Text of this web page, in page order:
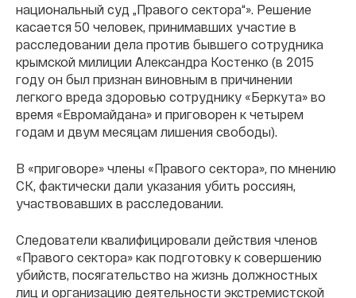
национальный суд „Правого сектора“». Решение
касается 50 человек, принимавших участие в
расследовании дела против бывшего сотрудника
крымской милиции Александра Костенко (в 2015
году он был признан виновным в причинении
легкого вреда здоровью сотруднику «Беркута» во
время «Евромайдана» и приговорен к четырем
годам и двум месяцам лишения свободы).
В «приговоре» члены «Правого сектора», по мнению
СК, фактически дали указания убить россиян,
участвовавших в расследовании.
Следователи квалифицировали действия членов
«Правого сектора» как подготовку к совершению
убийств, посягательство на жизнь должностных
лиц и организацию деятельности экстремистской